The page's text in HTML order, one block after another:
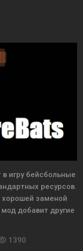
игру бейсбольные
ресурсов.
хорошей заменой
добавит другие
1390